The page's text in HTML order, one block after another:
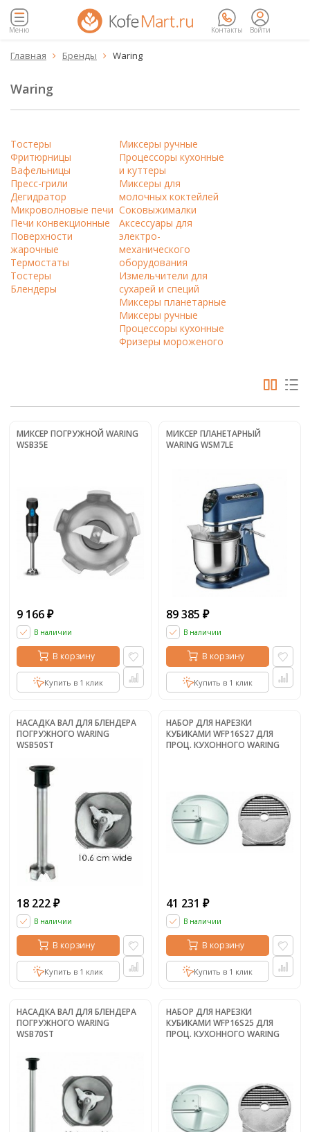
Меню Контакты Войти
Главная  Бренды  Waring
Waring
Тостеры
Фритюрницы
Вафельницы
Пресс-грили
Дегидратор
Микроволновые печи
Печи конвекционные
Поверхности
жарочные
Термостаты
Тостеры
Блендеры
Миксеры ручные
Процессоры кухонные
и куттеры
Миксеры для
молочных коктейлей
Соковыжималки
Аксессуары для
электро-
механического
оборудования
Измельчители для
сухарей и специй
Миксеры планетарные
Миксеры ручные
Процессоры кухонные
Фризеры мороженого
МИКСЕР ПОГРУЖНОЙ WARING
WSB35E
9 166 ₽
В наличии
В корзину
Купить в 1 клик
МИКСЕР ПЛАНЕТАРНЫЙ
WARING WSM7LE
89 385 ₽
В наличии
В корзину
Купить в 1 клик
НАСАДКА ВАЛ ДЛЯ БЛЕНДЕРА
ПОГРУЖНОГО WARING
WSB50ST
18 222 ₽
В наличии
В корзину
Купить в 1 клик
НАБОР ДЛЯ НАРЕЗКИ
КУБИКАМИ WFP16S27 ДЛЯ
ПРОЦ. КУХОННОГО WARING
41 231 ₽
В наличии
В корзину
Купить в 1 клик
НАСАДКА ВАЛ ДЛЯ БЛЕНДЕРА
ПОГРУЖНОГО WARING
WSB70ST
НАБОР ДЛЯ НАРЕЗКИ
КУБИКАМИ WFP16S25 ДЛЯ
ПРОЦ. КУХОННОГО WARING